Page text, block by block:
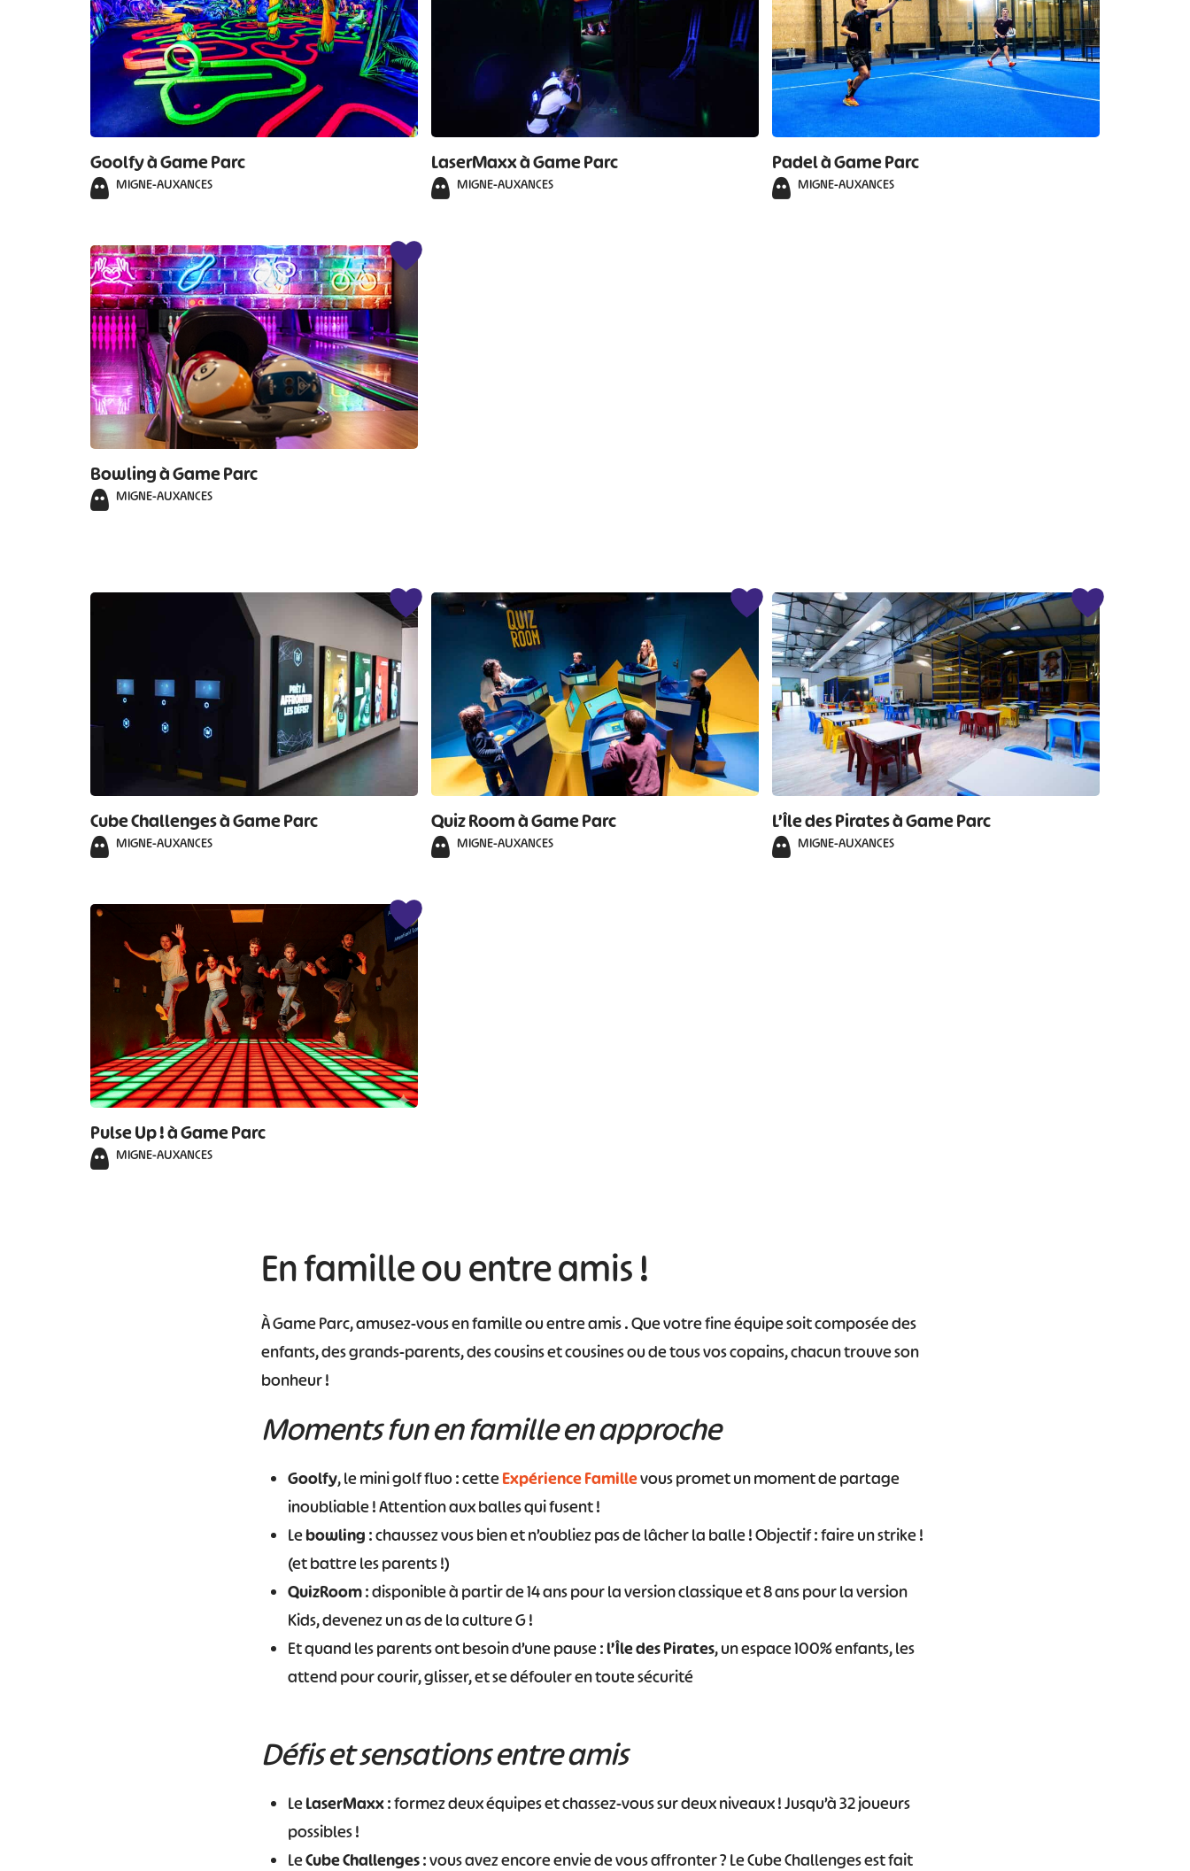
Goolfy à Game Parc
MIGNE-AUXANCES
LaserMaxx à Game Parc
MIGNE-AUXANCES
Padel à Game Parc
MIGNE-AUXANCES
Bowling à Game Parc
MIGNE-AUXANCES
Cube Challenges à Game Parc
MIGNE-AUXANCES
Quiz Room à Game Parc
MIGNE-AUXANCES
L’Île des Pirates à Game Parc
MIGNE-AUXANCES
Pulse Up ! à Game Parc
MIGNE-AUXANCES
En famille ou entre amis !
À Game Parc, amusez-vous en famille ou entre amis . Que votre fine équipe soit composée des
enfants, des grands-parents, des cousins et cousines ou de tous vos copains, chacun trouve son
bonheur !
Moments fun en famille en approche
Goolfy, le mini golf fluo : cetteExpérience Famillevous promet un moment de partage
inoubliable ! Attention aux balles qui fusent !
Lebowling : chaussez vous bien et n’oubliez pas de lâcher la balle ! Objectif : faire un strike !
(et battre les parents !)
QuizRoom: disponible à partir de 14 ans pour la version classique et 8 ans pour la version
Kids, devenez un as de la culture G !
Et quand les parents ont besoin d’une pause :l’Île des Pirates, un espace 100% enfants, les
attend pour courir, glisser, et se défouler en toute sécurité
Défis et sensations entre amis
LeLaserMaxx: formez deux équipes et chassez-vous sur deux niveaux ! Jusqu’à 32 joueurs
possibles !
LeCube Challenges: vous avez encore envie de vous affronter ? Le Cube Challenges est fait
# # # # #
#